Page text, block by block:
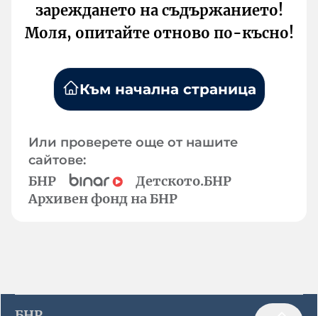
зареждането на съдържанието!
Моля, опитайте отново по-късно!
Към начална страница
Или проверете още от нашите
сайтове:
БНР
Детското.БНР
Архивен фонд на БНР